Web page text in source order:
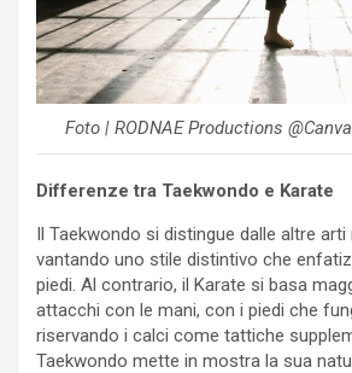
Foto | RODNAE Productions
Differenze tra Taekwondo e Karate
Il Taekwondo si distingue dalle altre arti
vantando uno stile distintivo che
piedi. Al contrario, il Karate si basa
attacchi con le mani, con i piedi che
riservando i calci come tattiche
Taekwondo mette in mostra la sua